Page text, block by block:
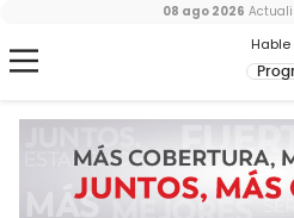
Hable
08 ago 2026